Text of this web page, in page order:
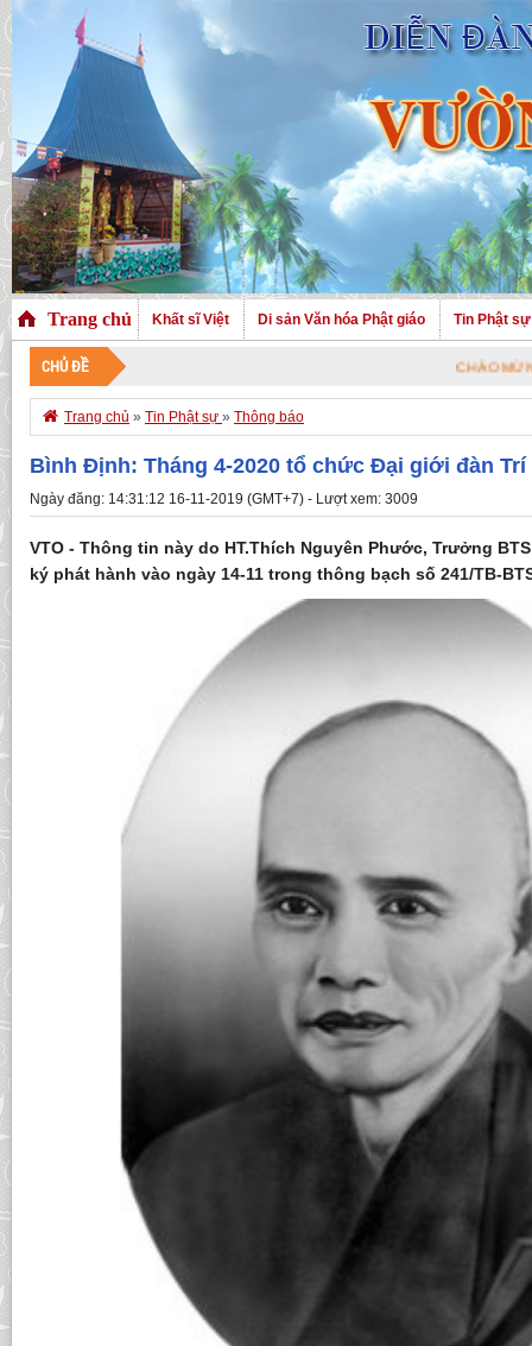
Trang chủ Khất sĩ Việt Di sản Văn hóa Phật giáo Tin Phật sự
CHỦ ĐỀ CHÀO MỪNG QUÝ VỊ
 Trang chủ » Tin Phật sự » Thông báo
Bình Định: Tháng 4-2020 tổ chức Đại giới đàn Trí
Ngày đăng: 14:31:12 16-11-2019 (GMT+7) - Lượt xem: 3009
VTO - Thông tin này do HT.Thích Nguyên Phước, Trưởng
ký phát hành vào ngày 14-11 trong thông bạch số 241/TB-